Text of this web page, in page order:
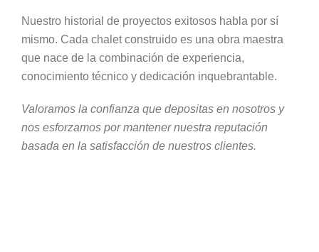
Nuestro historial de proyectos exitosos habla por sí
mismo. Cada chalet construido es una obra maestra
que nace de la combinación de experiencia,
conocimiento técnico y dedicación inquebrantable.
Valoramos la confianza que depositas en nosotros y
nos esforzamos por mantener nuestra reputación
basada en la satisfacción de nuestros clientes.